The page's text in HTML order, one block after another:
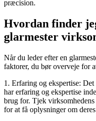
præcision.
Hvordan finder
glarmester
Når du leder efter en
faktorer, du bør overveje for
1. Erfaring og ekspertise:
har erfaring og ekspertise
brug for. Tjek
for at få oplysninger om